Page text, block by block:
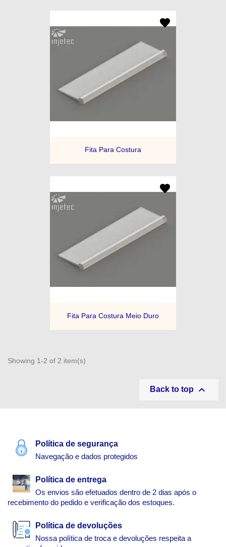
Fita Para Costura
Fita Para Costura Meio Duro
Showing 1-2 of 2 item(s)
Back to top 
Política de segurança
Navegação e dados protegidos
Política de entrega
Os envios são efetuados dentro de 2 dias após o
recebimento do pedido e verificação dos estoques.
Política de devoluções
Nossa política de troca e devoluções respeita a